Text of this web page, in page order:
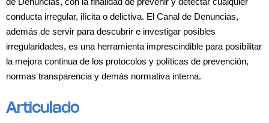
conducta irregular, ilícita o delictiva. El Canal de Denuncias,
además de servir para descubrir e investigar posibles
irregularidades, es una herramienta imprescindible para posibilitar
la mejora continua de los protocolos y políticas de prevención,
normas transparencia y demás normativa interna.
Articulado